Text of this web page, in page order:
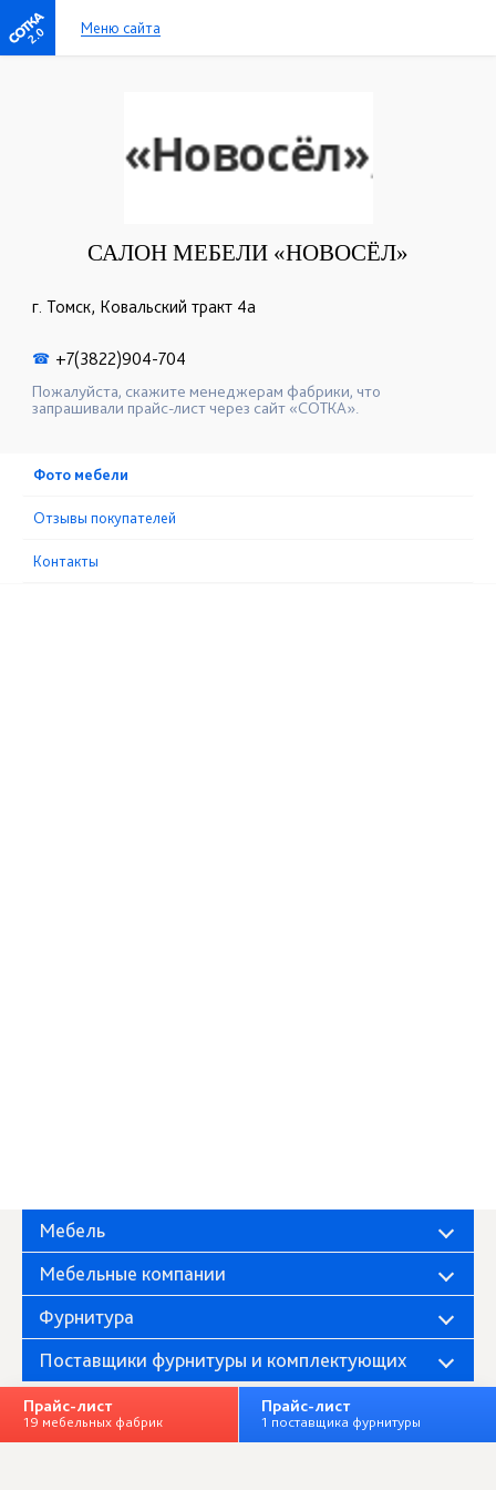
2.0 Меню сайта
САЛОН МЕБЕЛИ «НОВОСЁЛ»
г. Томск, Ковальский тракт 4а
☎ +7(3822)904-704
Пожалуйста, скажите менеджерам фабрики, что
запрашивали прайс-лист через сайт «СОТКА».
Фото мебели
Отзывы покупателей
Контакты
Мебель
Мебельные компании
Фурнитура
Поставщики фурнитуры и комплектующих
Прайс-лист
19 мебельных фабрик
Прайс-лист
1 поставщика фурнитуры